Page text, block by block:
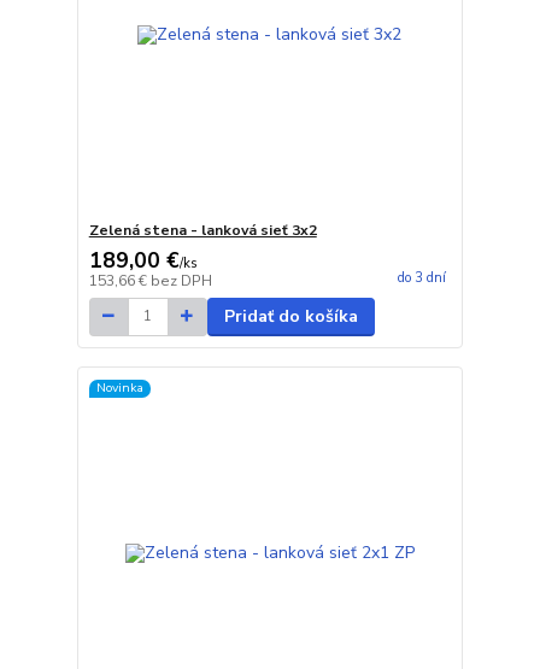
Zelená stena - lanková sieť 3x2
189,00 €/ks
153,66 € bez DPH do 3 dní
Pridať do košíka
Novinka